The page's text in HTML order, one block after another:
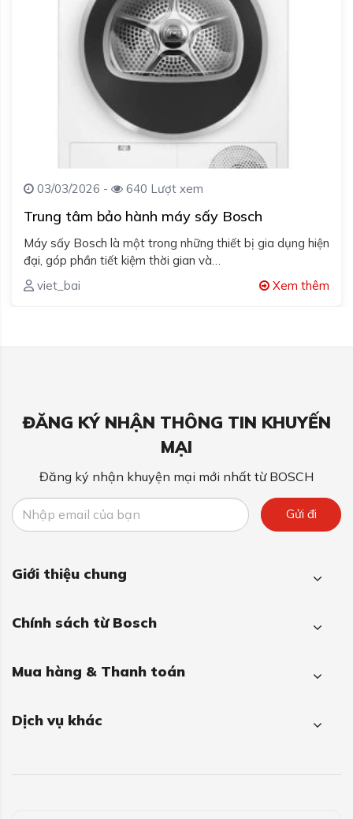
03/03/2026 - 640 Lượt xem
Trung tâm bảo hành máy sấy Bosch
Máy sấy Bosch là một trong những thiết bị gia dụng hiện
đại, góp phần tiết kiệm thời gian và…
viet_bai
Xem thêm
ĐĂNG KÝ NHẬN THÔNG TIN KHUYẾN
MẠI
Đăng ký nhận khuyện mại mới nhất từ BOSCH
Gửi đi
Giới thiệu chung
Chính sách từ Bosch
Mua hàng & Thanh toán
Dịch vụ khác